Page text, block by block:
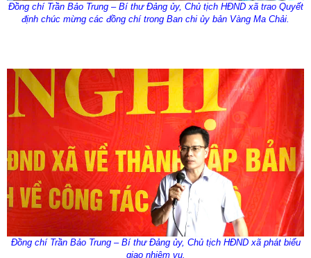
Đồng chí Trần Bảo Trung – Bí thư Đảng ủy, Chủ tịch HĐND xã trao Quyết
định chúc mừng các đồng chí trong Ban chi ủy bản Vàng Ma Chải.
Đồng chí Trần Bảo Trung – Bí thư Đảng ủy, Chủ tịch HĐND xã phát biểu
giao nhiệm vụ.